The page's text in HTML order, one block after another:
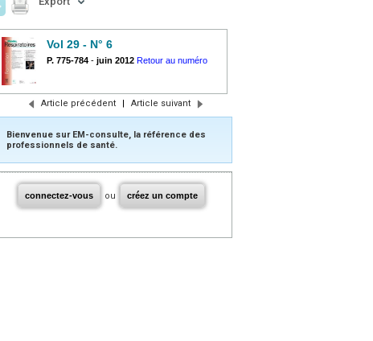
Vol 29 - N° 6
P. 775-784 - juin 2012 Retour au numéro
Article précédent | Article suivant
Bienvenue sur EM-consulte, la référence des
professionnels de santé.
connectez-vous ou créez un compte